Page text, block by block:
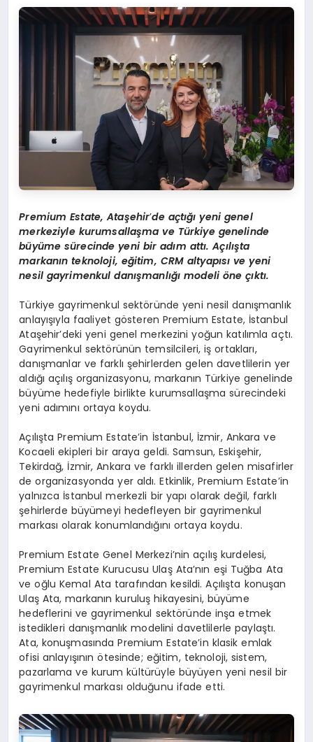
Premium Estate, Ataşehir’de açtığı yeni genel
merkeziyle kurumsallaşma ve Türkiye genelinde
büyüme sürecinde yeni bir adım attı. Açılışta
markanın teknoloji, eğitim, CRM altyapısı ve yeni
nesil gayrimenkul danışmanlığı modeli öne çıktı.
Türkiye gayrimenkul sektöründe yeni nesil danışmanlık
anlayışıyla faaliyet gösteren Premium Estate, İstanbul
Ataşehir’deki yeni genel merkezini yoğun katılımla açtı.
Gayrimenkul sektörünün temsilcileri, iş ortakları,
danışmanlar ve farklı şehirlerden gelen davetlilerin yer
aldığı açılış organizasyonu, markanın Türkiye genelinde
büyüme hedefiyle birlikte kurumsallaşma sürecindeki
yeni adımını ortaya koydu.
Açılışta Premium Estate’in İstanbul, İzmir, Ankara ve
Kocaeli ekipleri bir araya geldi. Samsun, Eskişehir,
Tekirdağ, İzmir, Ankara ve farklı illerden gelen misafirler
de organizasyonda yer aldı. Etkinlik, Premium Estate’in
yalnızca İstanbul merkezli bir yapı olarak değil, farklı
şehirlerde büyümeyi hedefleyen bir gayrimenkul
markası olarak konumlandığını ortaya koydu.
Premium Estate Genel Merkezi’nin açılış kurdelesi,
Premium Estate Kurucusu Ulaş Ata’nın eşi Tuğba Ata
ve oğlu Kemal Ata tarafından kesildi. Açılışta konuşan
Ulaş Ata, markanın kuruluş hikayesini, büyüme
hedeflerini ve gayrimenkul sektöründe inşa etmek
istedikleri danışmanlık modelini davetlilerle paylaştı.
Ata, konuşmasında Premium Estate’in klasik emlak
ofisi anlayışının ötesinde; eğitim, teknoloji, sistem,
pazarlama ve kurum kültürüyle büyüyen yeni nesil bir
gayrimenkul markası olduğunu ifade etti.